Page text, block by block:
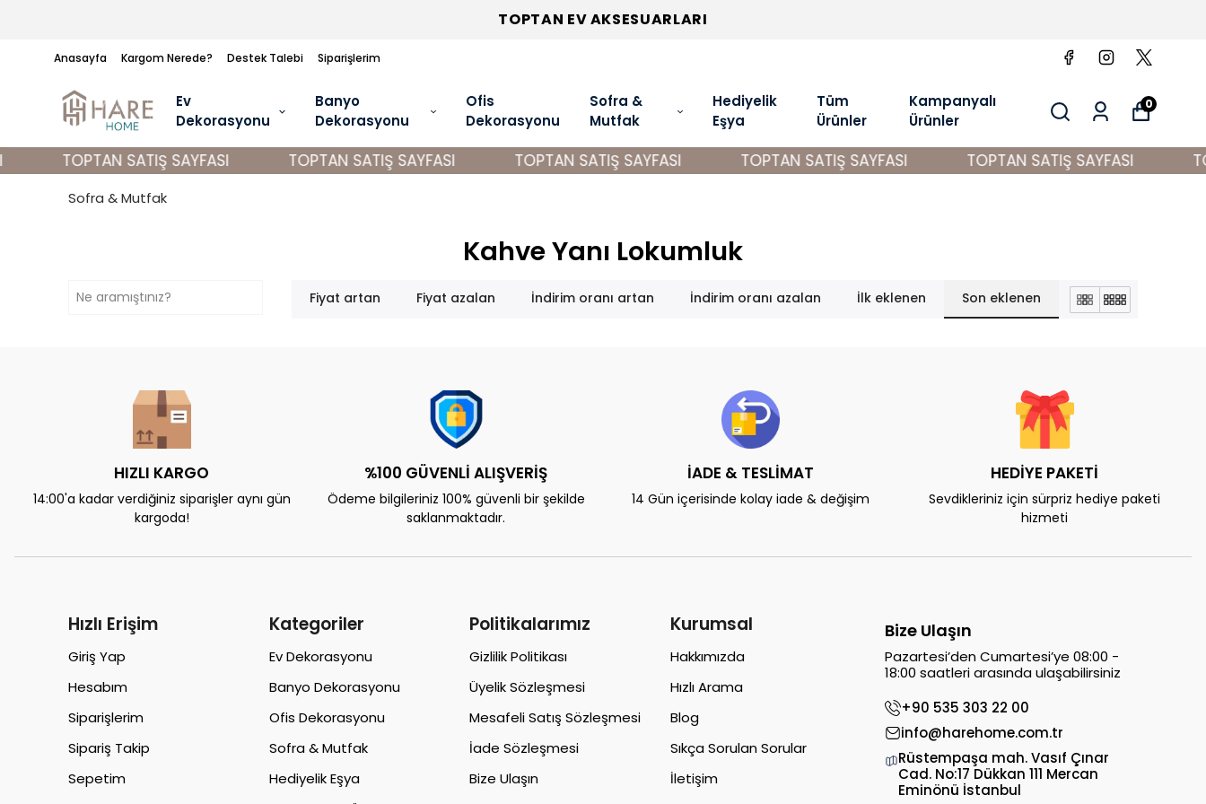
Anasayfa Kargom Nerede? Destek Talebi Siparişlerim
TOPTAN EV AKSESUARLARI
Ev
Dekorasyonu
Banyo
Dekorasyonu
Ofis
Dekorasyonu
Sofra &
Mutfak
Hediyelik
Eşya
Tüm
Ürünler
Kampanyalı
Ürünler
0
TOPTAN SATIŞ SAYFASI TOPTAN SATIŞ SAYFASI TOPTAN SATIŞ SAYFASI TOPTAN SATIŞ SAYFASI TOPTAN SATIŞ SAYFASI
Sofra & Mutfak
Kahve Yanı Lokumluk
Fiyat artan Fiyat azalan İndirim oranı artan İndirim oranı azalan İlk eklenen Son eklenen
HIZLI KARGO
14:00'a kadar verdiğiniz siparişler aynı gün
kargoda!
%100 GÜVENLİ ALIŞVERİŞ
Ödeme bilgileriniz 100% güvenli bir şekilde
saklanmaktadır.
İADE & TESLİMAT
14 Gün içerisinde kolay iade & değişim
HEDİYE PAKETİ
Sevdikleriniz için sürpriz hediye paketi
hizmeti
Hızlı Erişim
Giriş Yap
Hesabım
Siparişlerim
Sipariş Takip
Sepetim
Kategoriler
Ev Dekorasyonu
Banyo Dekorasyonu
Ofis Dekorasyonu
Sofra & Mutfak
Hediyelik Eşya
Politikalarımız
Gizlilik Politikası
Üyelik Sözleşmesi
Mesafeli Satış Sözleşmesi
İade Sözleşmesi
Bize Ulaşın
Kurumsal
Hakkımızda
Hızlı Arama
Blog
Sıkça Sorulan Sorular
İletişim
Bize Ulaşın
Pazartesi’den Cumartesi’ye 08:00 -
18:00 saatleri arasında ulaşabilirsiniz
+90 535 303 22 00
info@harehome.com.tr
Rüstempaşa mah. Vasıf Çınar
Cad. No:17 Dükkan 111 Mercan
Eminönü İstanbul